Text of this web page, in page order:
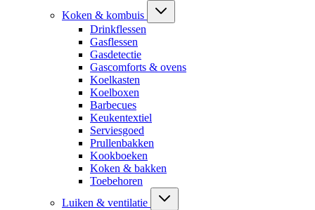
Koken & kombuis
Drinkflessen
Gasflessen
Gasdetectie
Gascomforts & ovens
Koelkasten
Koelboxen
Barbecues
Keukentextiel
Serviesgoed
Prullenbakken
Kookboeken
Koken & bakken
Toebehoren
Luiken & ventilatie